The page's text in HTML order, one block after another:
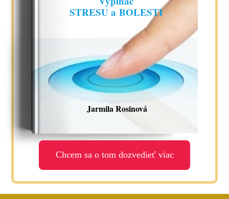
STRESU a BOLESTI
Jarmila Rosinová
Chcem sa o tom dozvedieť viac